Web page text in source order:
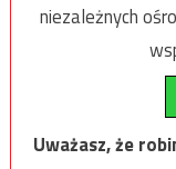
niezależnych
Uważasz, że